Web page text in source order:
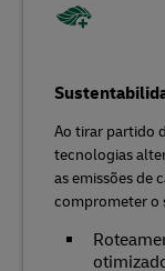
Ao tirar partido
tecnologias
as emissões de
comprometer o